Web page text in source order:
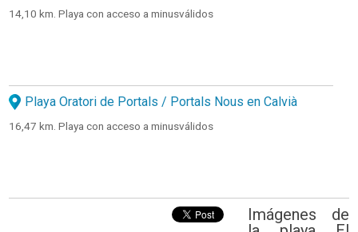
14,10 km. Playa con acceso a minusválidos
Playa Oratori de Portals / Portals Nous en Calvià
16,47 km. Playa con acceso a minusválidos
Imágenes de